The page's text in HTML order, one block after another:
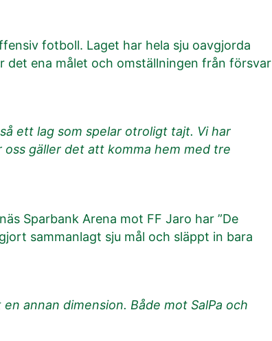
fotboll. Laget har hela sju oavgjorda
det ena målet och omställningen från försvar
ett lag som spelar otroligt tajt. Vi har
gäller det att komma hem med tre
Sparbank Arena mot FF Jaro har ”De
sammanlagt sju mål och släppt in bara
annan dimension. Både mot SalPa och